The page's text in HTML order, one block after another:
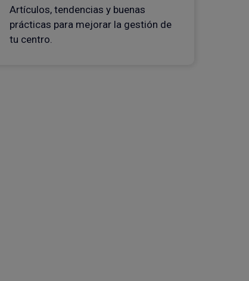
Artículos, tendencias y buenas
prácticas para mejorar la gestión de
tu centro.